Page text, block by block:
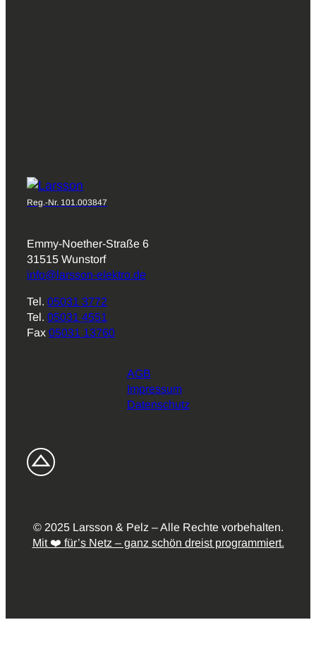
Reg.-Nr. 101.003847
Emmy-Noether-Straße 6
31515 Wunstorf
info@larsson-elektro.de
Tel. 05031 3772
Tel. 05031 4551
Fax 05031 13760
AGB
Impressum
Datenschutz
© 2025 Larsson & Pelz – Alle Rechte vorbehalten.
Mit ❤️ für’s Netz – ganz schön dreist programmiert.